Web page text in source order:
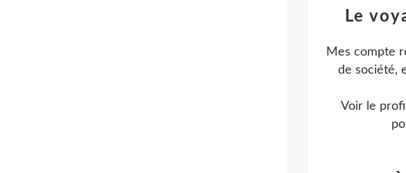
Le
Mes compte
de société,
Voir le